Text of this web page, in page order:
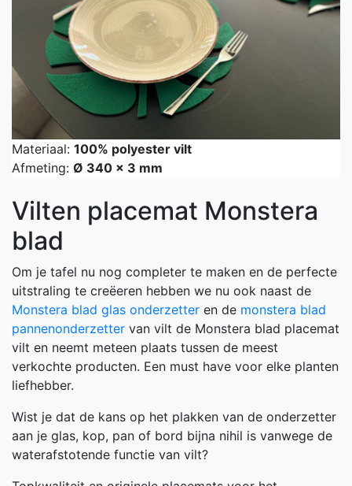
Materiaal: 100% polyester vilt
Afmeting: Ø 340 x 3 mm
Vilten placemat Monstera
blad
Om je tafel nu nog completer te maken en de perfecte
uitstraling te creëeren hebben we nu ook naast de
Monstera blad glas onderzetter en de monstera blad
pannenonderzetter van vilt de Monstera blad placemat
vilt en neemt meteen plaats tussen de meest
verkochte producten. Een must have voor elke planten
liefhebber.
Wist je dat de kans op het plakken van de onderzetter
aan je glas, kop, pan of bord bijna nihil is vanwege de
waterafstotende functie van vilt?